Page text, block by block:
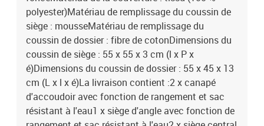
polyester)Matériau de remplissage du coussin de
siège : mousseMatériau de remplissage du
coussin de dossier : fibre de cotonDimensions du
coussin de siège : 55 x 55 x 3 cm (l x P x
é)Dimensions du coussin de dossier : 55 x 45 x 13
cm (L x l x é)La livraison contient :2 x canapé
d'accoudoir avec fonction de rangement et sac
résistant à l'eau1 x siège d'angle avec fonction de